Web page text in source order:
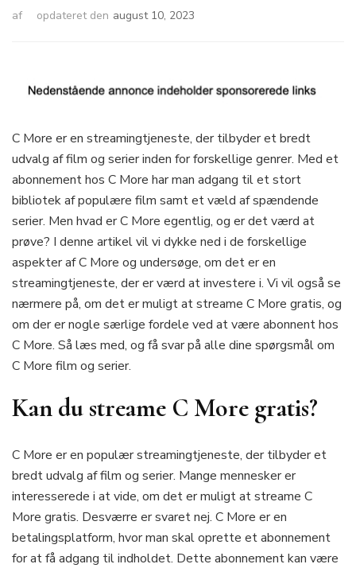
af opdateret den august 10, 2023
C More er en streamingtjeneste, der tilbyder et bredt
udvalg af film og serier inden for forskellige genrer. Med et
abonnement hos C More har man adgang til et stort
bibliotek af populære film samt et væld af spændende
serier. Men hvad er C More egentlig, og er det værd at
prøve? I denne artikel vil vi dykke ned i de forskellige
aspekter af C More og undersøge, om det er en
streamingtjeneste, der er værd at investere i. Vi vil også se
nærmere på, om det er muligt at streame C More gratis, og
om der er nogle særlige fordele ved at være abonnent hos
C More. Så læs med, og få svar på alle dine spørgsmål om
C More film og serier.
Kan du streame C More gratis?
C More er en populær streamingtjeneste, der tilbyder et
bredt udvalg af film og serier. Mange mennesker er
interesserede i at vide, om det er muligt at streame C
More gratis. Desværre er svaret nej. C More er en
betalingsplatform, hvor man skal oprette et abonnement
for at få adgang til indholdet. Dette abonnement kan være